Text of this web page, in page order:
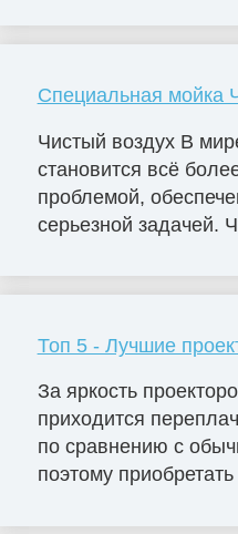
Специальная мойка
Чистый воздух В
становится всё
проблемой,
серьезной задачей.
Топ 5 - Лучшие
За яркость
приходится
по сравнению с
поэтому